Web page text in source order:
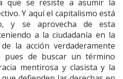
que se resiste a asumir la
Y aquí el capitalismo está
y se aprovecha de esta
a la ciudadanía en la
la acción verdaderamente
pues de buscar un término
mentirosa y clasista y la